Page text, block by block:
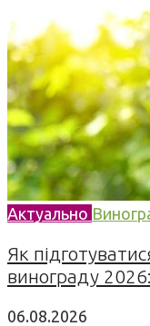
Актуально
Як
винограду
06.08.2026